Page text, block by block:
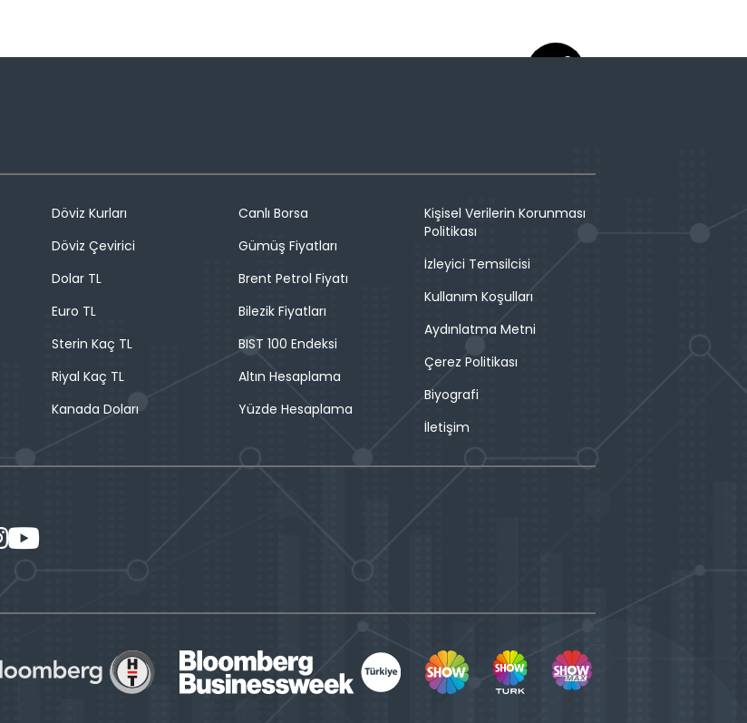
Döviz Kurları
Döviz Çevirici
Dolar TL
Euro TL
Sterin Kaç TL
Riyal Kaç TL
Kanada Doları
Canlı Borsa
Gümüş Fiyatları
Brent Petrol Fiyatı
Bilezik Fiyatları
BIST 100 Endeksi
Altın Hesaplama
Yüzde Hesaplama
Kişisel Verilerin Korunması
Politikası
İzleyici Temsilcisi
Kullanım Koşulları
Aydınlatma Metni
Çerez Politikası
Biyografi
İletişim